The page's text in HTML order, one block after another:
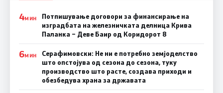
4МИН
Потпишување договори за финансирање на
изградбата на железничката делница Крива
Паланка – Деве Баир од Коридорот 8
6МИН
Серафимовски: Не ни е потребно земјоделство
што опстојува од сезона до сезона, туку
производство што расте, создава приходи и
обезбедува храна за државата